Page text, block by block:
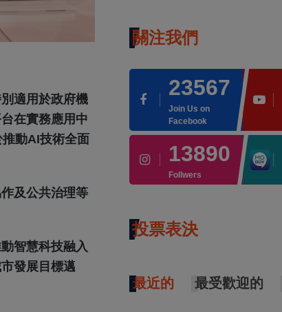
適用於政府機
在實務應用中
動AI技術全面
及公共治理等
智慧科技融入
發展目標邁
關注我們
23567
Join Us on
Facebook
13890
Follwers
投票表決
最近的 最受歡迎的